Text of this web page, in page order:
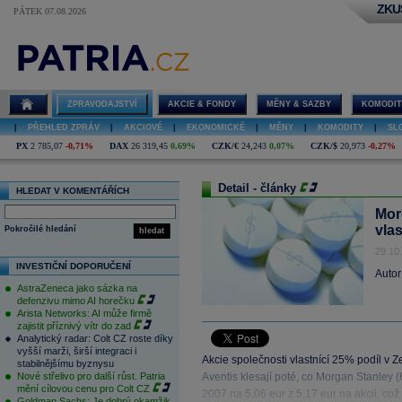
PÁTEK 07.08.2026
ZPRAVODAJSTVÍ AKCIE & FONDY MĚNY & SAZBY
PŘEHLED ZPRÁV AKCIOVÉ EKONOMICKÉ MĚNY KOMODITY
PX 2 785,07 -0,71% DAX 26 319,45 0,69% CZK/€ 24,243 0,07% CZK/$ 20,973 -0,27%
HLEDAT V KOMENTÁŘÍCH
hledat
Pokročilé hledání
INVESTIČNÍ DOPORUČENÍ
AstraZeneca jako sázka na
defenzivu mimo AI horečku
Arista Networks: AI může firmě
zajistit příznivý vítr do zad
Analytický radar: Colt CZ roste díky
vyšší marži, širší integraci i
stabilnějšímu byznysu
Nové střelivo pro další růst. Patria
mění cílovou cenu pro Colt CZ
Detail - články
Akcie společnosti vlastnící 25% podíl v
Aventis klesají poté, co Morgan Stanley
2007 na 5,06 eur z 5,17 eur na akcii,